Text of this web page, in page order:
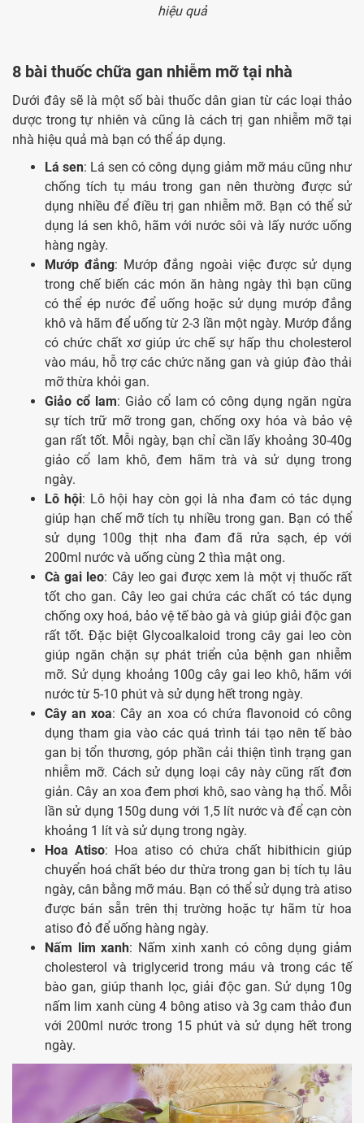
hiệu quả
8 bài thuốc chữa gan nhiễm mỡ tại nhà
Dưới đây sẽ là một số bài thuốc dân gian từ các loại thảo
dược trong tự nhiên và cũng là cách trị gan nhiễm mỡ tại
nhà hiệu quả mà bạn có thể áp dụng.
Lá sen: Lá sen có công dụng giảm mỡ máu cũng như
chống tích tụ máu trong gan nên thường được sử
dụng nhiều để điều trị gan nhiễm mỡ. Bạn có thể sử
dụng lá sen khô, hãm với nước sôi và lấy nước uống
hàng ngày.
Mướp đắng: Mướp đắng ngoài việc được sử dụng
trong chế biến các món ăn hàng ngày thì bạn cũng
có thể ép nước để uống hoặc sử dụng mướp đắng
khô và hãm để uống từ 2-3 lần một ngày. Mướp đắng
có chức chất xơ giúp ức chế sự hấp thu cholesterol
vào máu, hỗ trợ các chức năng gan và giúp đào thải
mỡ thừa khỏi gan.
Giảo cổ lam: Giảo cổ lam có công dụng ngăn ngừa
sự tích trữ mỡ trong gan, chống oxy hóa và bảo vệ
gan rất tốt. Mỗi ngày, bạn chỉ cần lấy khoảng 30-40g
giảo cổ lam khô, đem hãm trà và sử dụng trong
ngày.
Lô hội: Lô hội hay còn gọi là nha đam có tác dụng
giúp hạn chế mỡ tích tụ nhiều trong gan. Bạn có thể
sử dụng 100g thịt nha đam đã rửa sạch, ép với
200ml nước và uống cùng 2 thìa mật ong.
Cà gai leo: Cây leo gai được xem là một vị thuốc rất
tốt cho gan. Cây leo gai chứa các chất có tác dụng
chống oxy hoá, bảo vệ tế bào gà và giúp giải độc gan
rất tốt. Đặc biệt Glycoalkaloid trong cây gai leo còn
giúp ngăn chặn sự phát triển của bệnh gan nhiễm
mỡ. Sử dụng khoảng 100g cây gai leo khô, hãm với
nước từ 5-10 phút và sử dụng hết trong ngày.
Cây an xoa: Cây an xoa có chứa flavonoid có công
dụng tham gia vào các quá trình tái tạo nên tế bào
gan bị tổn thương, góp phần cải thiện tình trạng gan
nhiễm mỡ. Cách sử dụng loại cây này cũng rất đơn
giản. Cây an xoa đem phơi khô, sao vàng hạ thổ. Mỗi
lần sử dụng 150g dung với 1,5 lít nước và để cạn còn
khoảng 1 lít và sử dụng trong ngày.
Hoa Atiso: Hoa atiso có chứa chất hibithicin giúp
chuyển hoá chất béo dư thừa trong gan bị tích tụ lâu
ngày, cân bằng mỡ máu. Bạn có thể sử dụng trà atiso
được bán sẵn trên thị trường hoặc tự hãm từ hoa
atiso đỏ để uống hàng ngày.
Nấm lim xanh: Nấm xinh xanh có công dụng giảm
cholesterol và triglycerid trong máu và trong các tế
bào gan, giúp thanh lọc, giải độc gan. Sử dụng 10g
nấm lim xanh cùng 4 bông atiso và 3g cam thảo đun
với 200ml nước trong 15 phút và sử dụng hết trong
ngày.